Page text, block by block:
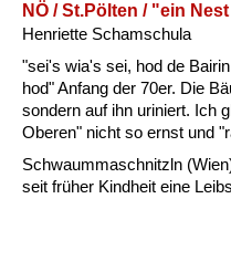
NÖ / St.Pölten / "ein
Henriette Schamschula
"sei's wia's sei, hod de
hod" Anfang der 70er. Die
sondern auf ihn uriniert. Ich
Oberen" nicht so ernst und
Schwaummaschnitzln
seit früher Kindheit eine